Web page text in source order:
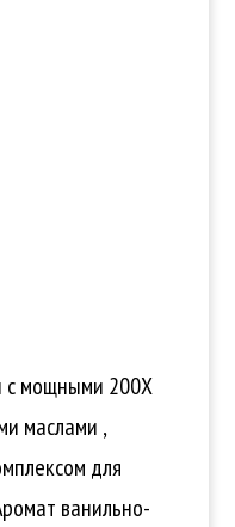
с мощными 200Х
маслами ,
для
ванильно-